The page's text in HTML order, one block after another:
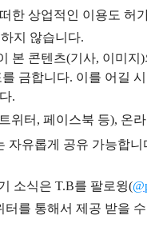
한 상업적인 이용도 허
지 않습니다.
본 콘텐츠(기사, 이미지)
금합니다. 이를 어길
.
위터, 페이스북 등), 온
자유롭게 공유 가능합니
소식은 T.B를 팔로윙(
터를 통해서 제공 받을